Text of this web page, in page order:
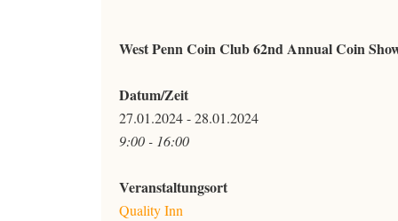
West Penn Coin Club 62nd Annual Coin
Datum/Zeit
27.01.2024 - 28.01.2024
9:00 - 16:00
Veranstaltungsort
Quality Inn